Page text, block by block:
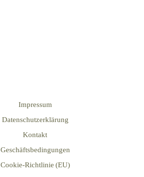
Impressum
Datenschutzerklärung
Kontakt
Geschäftsbedingungen
Cookie-Richtlinie (EU)